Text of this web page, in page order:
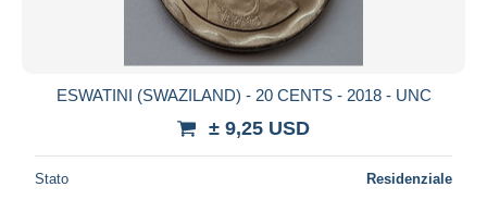
ESWATINI (SWAZILAND) - 20 CENTS - 2018 - UNC
± 9,25 USD
Stato Residenziale